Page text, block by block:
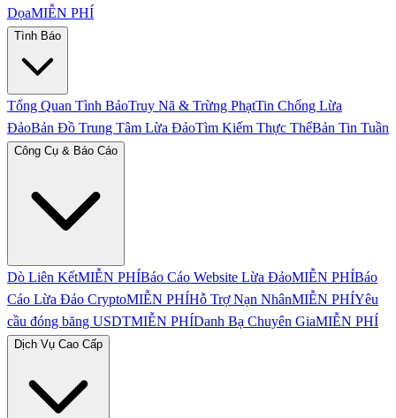
DọaMIỄN PHÍ
Tình Báo
Tổng Quan Tình BáoTruy Nã & Trừng PhạtTin Chống Lừa
ĐảoBản Đồ Trung Tâm Lừa ĐảoTìm Kiếm Thực ThểBản Tin Tuần
Công Cụ & Báo Cáo
Dò Liên KếtMIỄN PHÍBáo Cáo Website Lừa ĐảoMIỄN PHÍBáo
Cáo Lừa Đảo CryptoMIỄN PHÍHỗ Trợ Nạn NhânMIỄN PHÍYêu
cầu đóng băng USDTMIỄN PHÍDanh Bạ Chuyên GiaMIỄN PHÍ
Dịch Vụ Cao Cấp